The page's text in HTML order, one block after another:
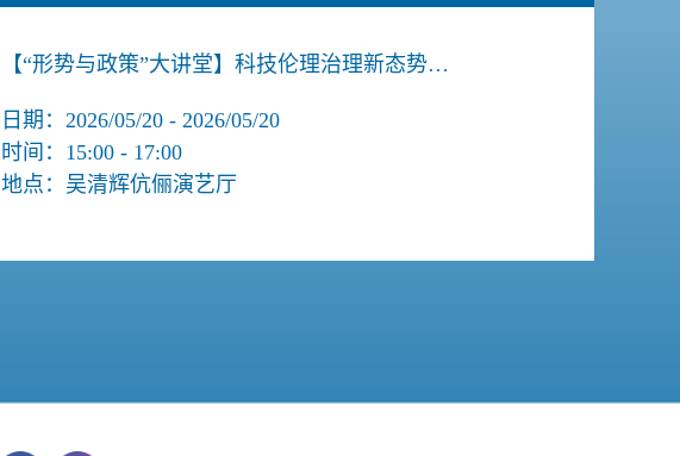
【“形势与政策”大讲堂】科技伦理治理新态势…
日期：2026/05/20 - 2026/05/20
时间：15:00 - 17:00
地点：吴清辉伉俪演艺厅